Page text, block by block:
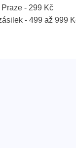
- 299 Kč
- 499 až 999